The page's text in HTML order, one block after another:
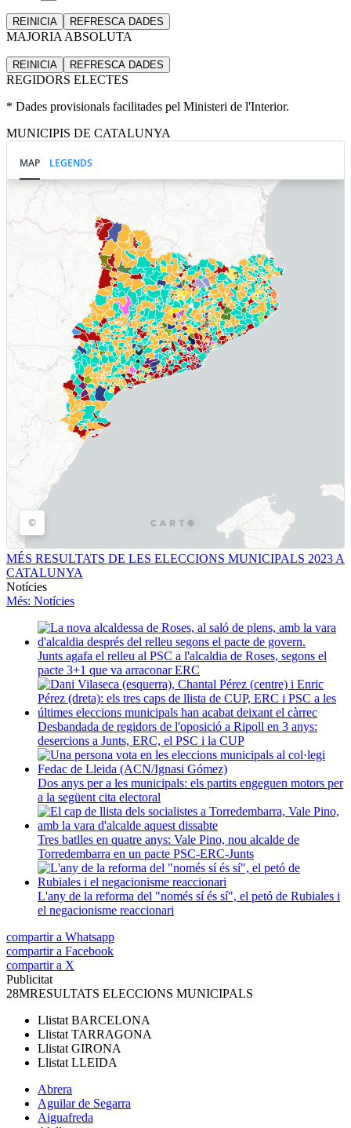
REINICIA REFRESCA DADES
MAJORIA ABSOLUTA
REINICIA REFRESCA DADES
REGIDORS ELECTES
* Dades provisionals facilitades pel Ministeri de l'Interior.
MUNICIPIS DE CATALUNYA
MÉS RESULTATS DE LES ELECCIONS MUNICIPALS 2023 A
CATALUNYA
Notícies
Més: Notícies
Junts agafa el relleu al PSC a l'alcaldia de Roses, segons el
pacte 3+1 que va arraconar ERC
Desbandada de regidors de l'oposició a Ripoll en 3 anys:
desercions a Junts, ERC, el PSC i la CUP
Dos anys per a les municipals: els partits engeguen motors per
a la següent cita electoral
Tres batlles en quatre anys: Vale Pino, nou alcalde de
Torredembarra en un pacte PSC-ERC-Junts
L'any de la reforma del "només sí és sí", el petó de Rubiales i
el negacionisme reaccionari
compartir a Whatsapp
compartir a Facebook
compartir a X
Publicitat
28MRESULTATS ELECCIONS MUNICIPALS
Llistat BARCELONA
Llistat TARRAGONA
Llistat GIRONA
Llistat LLEIDA
Abrera
Aguilar de Segarra
Aiguafreda